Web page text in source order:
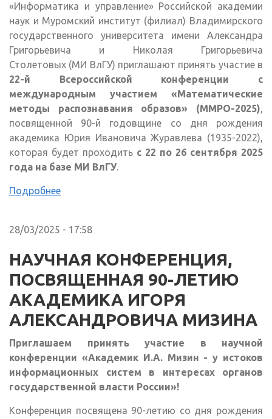
«Информатика и управление» Российской академии
наук и Муромский институт (филиал) Владимирского
государственного университета имени Александра
Григорьевича и Николая Григорьевича
Столетовых (МИ ВлГУ) приглашают принять участие в
22-й Всероссийской конференции с
международным участием «Математические
методы распознавания образов» (ММРО-2025),
посвященной 90-й годовщине со дня рождения
академика Юрия Ивановича Журавлева (1935-2022),
которая будет проходить с 22 по 26 сентября 2025
года на базе МИ ВлГУ.
Подробнее
28/03/2025 - 17:58
НАУЧНАЯ КОНФЕРЕНЦИЯ,
ПОСВЯЩЕННАЯ 90-ЛЕТИЮ
АКАДЕМИКА ИГОРЯ
АЛЕКСАНДРОВИЧА МИЗИНА
Приглашаем принять участие в научной
конференции «Академик И.А. Мизин - у истоков
информационных систем в интересах органов
государственной власти России»!
Конференция посвящена 90-летию со дня рождения